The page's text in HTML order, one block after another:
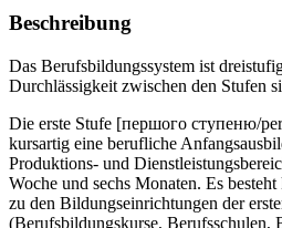
Beschreibung
Das Berufsbildungssystem ist
Durchlässigkeit zwischen den Stufen
Die erste Stufe [першого ступеню/
kursartig eine berufliche
Produktions- und
Woche und sechs Monaten. Es
zu den Bildungseinrichtungen der
(Berufsbildungskurse, Berufsschulen,